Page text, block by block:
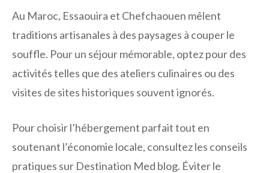
Au Maroc, Essaouira et Chefchaouen mêlent
traditions artisanales à des paysages à couper le
souffle. Pour un séjour mémorable, optez pour des
activités telles que des ateliers culinaires ou des
visites de sites historiques souvent ignorés.
Pour choisir l’hébergement parfait tout en
soutenant l’économie locale, consultez les conseils
pratiques sur Destination Med blog. Éviter le